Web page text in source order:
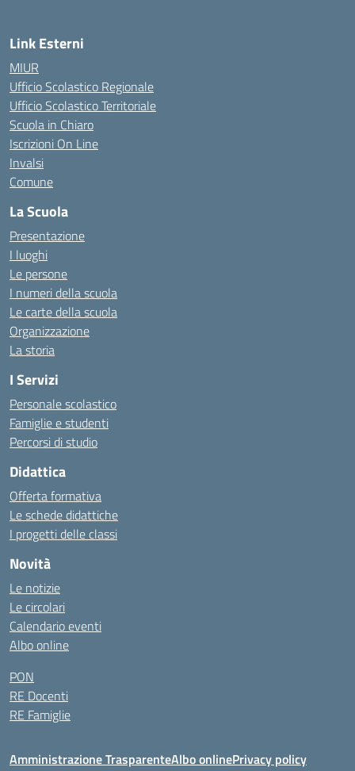
Link Esterni
MIUR
Ufficio Scolastico Regionale
Ufficio Scolastico Territoriale
Scuola in Chiaro
Iscrizioni On Line
Invalsi
Comune
La Scuola
Presentazione
I luoghi
Le persone
I numeri della scuola
Le carte della scuola
Organizzazione
La storia
I Servizi
Personale scolastico
Famiglie e studenti
Percorsi di studio
Didattica
Offerta formativa
Le schede didattiche
I progetti delle classi
Novità
Le notizie
Le circolari
Calendario eventi
Albo online
PON
RE Docenti
RE Famiglie
Amministrazione TrasparenteAlbo onlinePrivacy policy